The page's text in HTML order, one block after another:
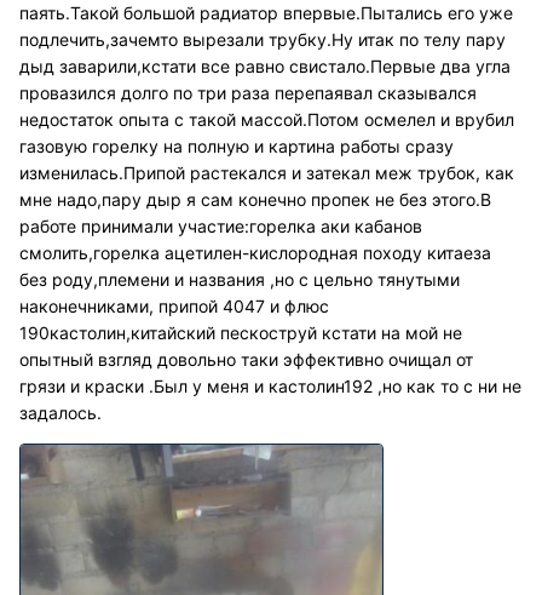
паять.Такой большой радиатор впервые.Пытались его уже
подлечить,зачемто вырезали трубку.Ну итак по телу пару
дыд заварили,кстати все равно свистало.Первые два угла
провазился долго по три раза перепаявал сказывался
недостаток опыта с такой массой.Потом осмелел и врубил
газовую горелку на полную и картина работы сразу
изменилась.Припой растекался и затекал меж трубок, как
мне надо,пару дыр я сам конечно пропек не без этого.В
работе принимали участие:горелка аки кабанов
смолить,горелка ацетилен-кислородная походу китаеза
без роду,племени и названия ,но с цельно тянутыми
наконечниками, припой 4047 и флюс
190кастолин,китайский пескоструй кстати на мой не
опытный взгляд довольно таки эффективно очищал от
грязи и краски .Был у меня и кастолин192 ,но как то с ни не
задалось.